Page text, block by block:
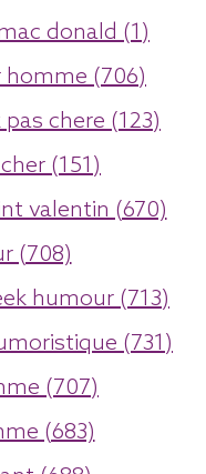
donald (1)
(706)
chere (123)
(151)
valentin (670)
(708)
humour (713)
(731)
(707)
(683)